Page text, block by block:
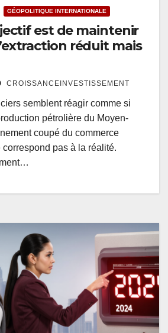
GÉOPOLITIQUE INTERNATIONALE
est de maintenir
réduit mais
CROISSANCEINVESTISSEMENT
semblent réagir comme si
pétrolière du Moyen-
coupé du commerce
pas à la réalité.